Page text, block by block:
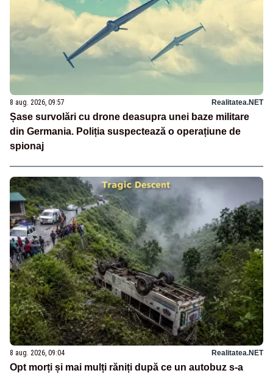
8 aug. 2026, 09:57 Realitatea.NET
Șase survolări cu drone deasupra unei baze militare
din Germania. Poliția suspectează o operațiune de
spionaj
8 aug. 2026, 09:04 Realitatea.NET
Opt morți și mai mulți răniți după ce un autobuz s-a